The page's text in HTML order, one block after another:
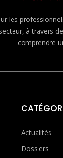
les
à travers
comprendre
Actualités
Dossiers